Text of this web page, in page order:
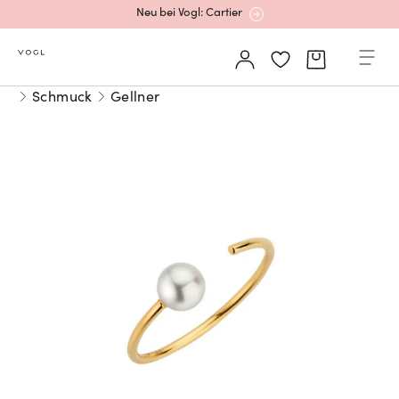
Neu bei Vogl: Cartier
Mehr erfahren: Ikonische Uhren von Cartier
Neu bei Vogl: Uhren von Grand Seiko
Neu bei Vogl: Cartier
Schmuck Gellner